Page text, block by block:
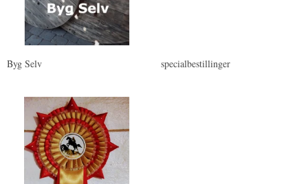
Byg Selv specialbestillinger